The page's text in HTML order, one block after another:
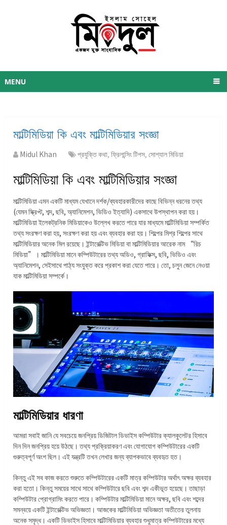
MENU
মাল্টিমিডিয়া কি এবং মাল্টিমিডিয়ার সংজ্ঞা
Midul Khan প্রযুক্তি কথা,ফ্রিলান্সিং টিপস,সোশ্যাল মিডিয়া
মাল্টিমিডিয়া কি এবং মাল্টিমিডিয়ার সংজ্ঞা
মাল্টিমিডিয়া এমন একটি মাধ্যম যেখানে দর্শক/ব্যবহারকারীদের কাছে বিভিন্ন ধরনের তথ্য
(যেমন স্ক্রিপ্ট, শব্দ, ছবি, অ্যানিমেশন, ভিডিও ইত্যাদি) একসাথে উপস্থাপন করা হয়।
মাল্টিমিডিয়া ইলেকট্রনিক মিডিয়াকেও উল্লেখ করতে পারে যার মাধ্যমে মাল্টিমিডিয়া সম্পর্কিত
তথ্য সংরক্ষণ করা হয়, সংরক্ষণ করা হয় এবং ব্যবহার করা হয়। শিল্পের মিশ্র শিল্পের সাথে
মাল্টিমিডিয়ার অনেক মিল রয়েছে। ইন্টারেক্টিভ মিডিয়া বা মাল্টিমিডিয়ার আরেক নাম “রিচ
মিডিয়া”। মাল্টিমিডিয়া মানে কম্পিউটারের তথ্য অডিও, গ্রাফিক্স, ছবি, ভিডিও এবং
অ্যানিমেশন, সেইসাথে পাঠ্য সংযুক্ত করে প্রকাশ করা যেতে পারে। তো, চলুন জেনে নেওয়া
যাক মাল্টিমিডিয়া সম্পর্কে।
মাল্টিমিডিয়ার ধারণা
আমরা সবাই জানি যে সবচেয়ে জনপ্রিয় ডিজিটাল ডিভাইস কম্পিউটার ক্যালকুলেটর হিসাবে
দিন দিন জনপ্রিয় হয়ে উঠছে। তথ্য প্রক্রিয়াকরণ এবং যোগাযোগ কম্পিউটারের একটি
গুরুত্বপূর্ণ অংশ ছিল। এই যন্ত্রটি তখন লেখার জন্য ব্যাপকভাবে ব্যবহৃত হত।
কিন্তু এই সব কাজ করতে শুরুতে কম্পিউটারের একটি মাত্র কম্পিউটার অর্থাৎ অক্ষর ব্যবহার
করা হতো। কিন্তু সময়ের সাথে সাথে কম্পিউটারে ছবি এবং শব্দ একীভূত হয়েছে। তাছাড়া
কম্পিউটার প্রোগ্রামিং করতে পারে। কম্পিউটার মাল্টিমিডিয়া মানে অক্ষর, ছবি এবং শব্দের
সমন্বয়ে একটি ইন্টারেক্টিভ অভিজ্ঞতা। আজকের মাল্টিমিডিয়া অভিজ্ঞতা অতীতের তুলনায়
অনেক সমৃদ্ধ। একটি ডিভাইস হিসাবে মাল্টিমিডিয়ার ব্যবহার শুধুমাত্র কম্পিউটারের মধ্যে